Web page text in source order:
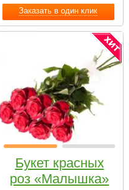
Заказать в один клик
Букет красных
роз «Малышка»